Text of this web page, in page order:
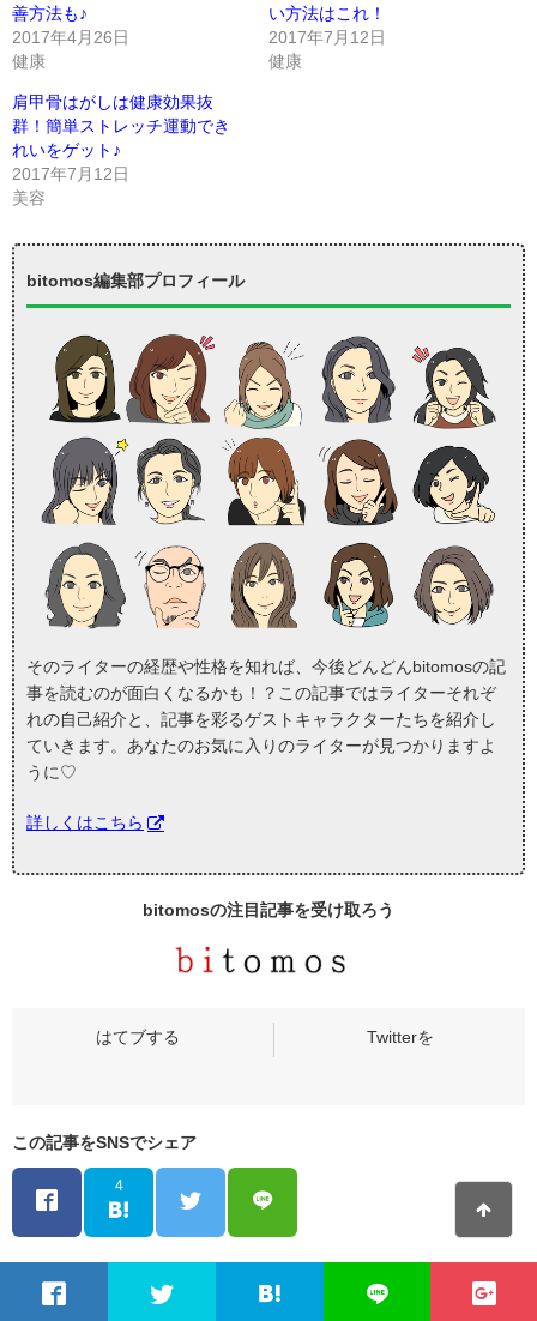
善方法も♪
2017年4月26日
健康
い方法はこれ！
2017年7月12日
健康
肩甲骨はがしは健康効果抜
群！簡単ストレッチ運動でき
れいをゲット♪
2017年7月12日
美容
bitomos編集部プロフィール
そのライターの経歴や性格を知れば、今後どんどんbitomosの記
事を読むのが面白くなるかも！？この記事ではライターそれぞ
れの自己紹介と、記事を彩るゲストキャラクターたちを紹介し
ていきます。あなたのお気に入りのライターが見つかりますよ
うに♡
詳しくはこちら
bitomosの注目記事を受け取ろう
この記事をSNSでシェア
4